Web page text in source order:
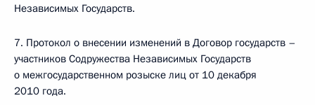
Независимых Государств.
7. Протокол о внесении изменений в Договор государств –
участников Содружества Независимых Государств
о межгосударственном розыске лиц от 10 декабря
2010 года.